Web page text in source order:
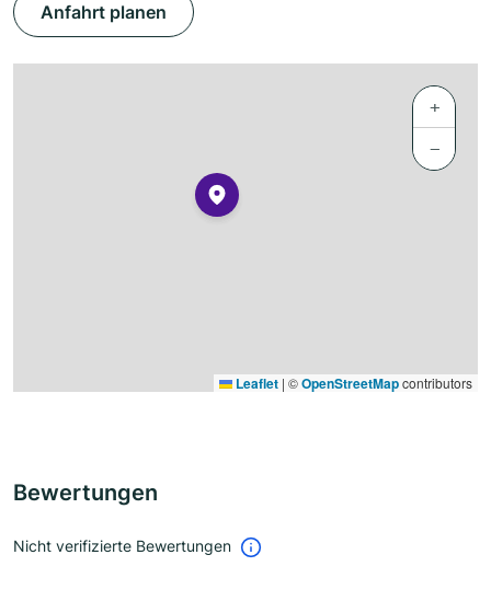
Anfahrt planen
+
−
Leaflet | ©OpenStreetMapcontributors
Bewertungen
Nicht verifizierte Bewertungen